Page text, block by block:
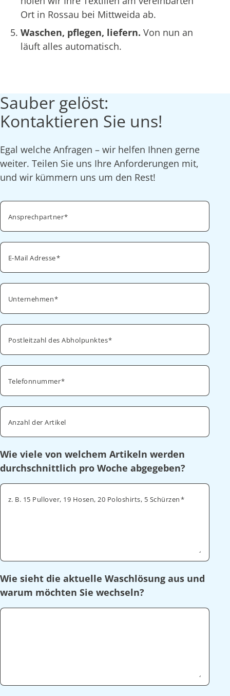
Ort in Rossau bei Mittweida ab.
Waschen, pflegen, liefern. Von nun an
läuft alles automatisch.
Sauber gelöst:
Kontaktieren Sie uns!
Egal welche Anfragen – wir helfen Ihnen gerne
weiter. Teilen Sie uns Ihre Anforderungen mit,
und wir kümmern uns um den Rest!
Ansprechpartner
E-Mail Adresse
Unternehmen
Postleitzahl des Abholpunktes
Telefonnummer
Anzahl der Artikel
Wie viele von welchem Artikeln werden
durchschnittlich pro Woche abgegeben?
z. B. 15 Pullover, 19 Hosen, 20 Poloshirts, 5 Schürzen
Wie sieht die aktuelle Waschlösung aus und
warum möchten Sie wechseln?